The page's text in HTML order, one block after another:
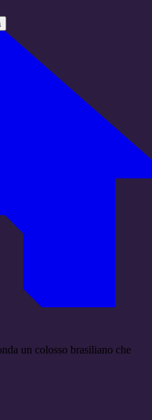
un colosso brasiliano che